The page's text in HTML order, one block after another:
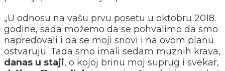
„U odnosu na vašu prvu posetu u oktobru 2018.
godine, sada možemo da se pohvalimo da smo
napredovali i da se moji snovi i na ovom planu
ostvaruju. Tada smo imali sedam muznih krava,
danas u staji, o kojoj brinu moj suprug i svekar,